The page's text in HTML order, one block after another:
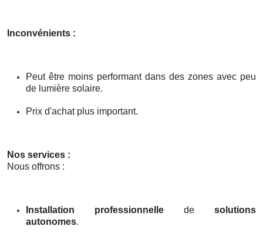
Inconvénients :
Peut être moins performant dans des zones avec peu
de lumière solaire.
Prix d'achat plus important.
Nos services :
Nous offrons :
Installation professionnelle de solutions
autonomes.